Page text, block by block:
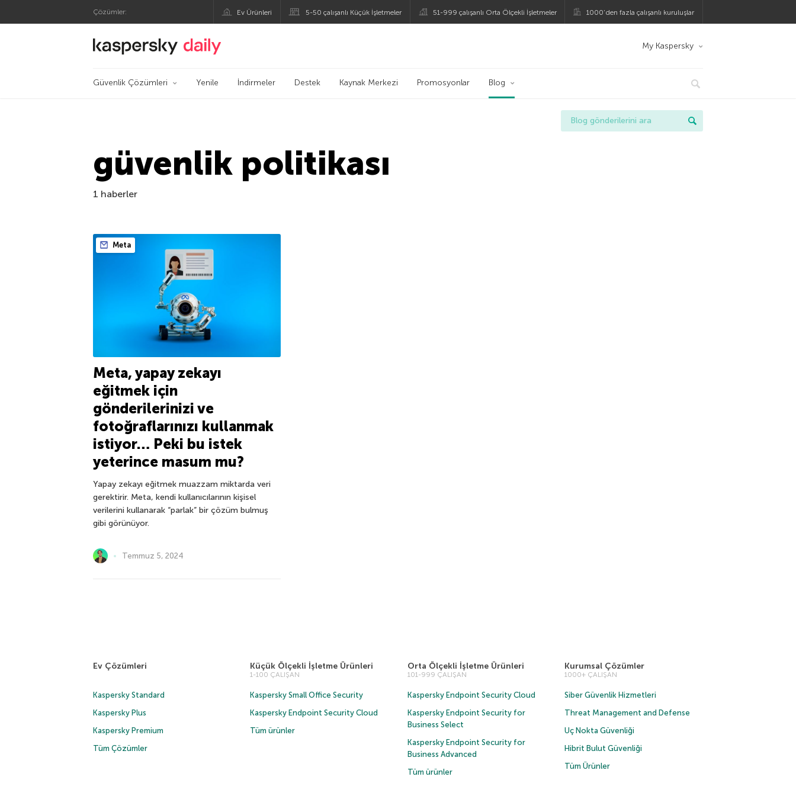
Çözümler: Ev Ürünleri 5-50 çalışanlı Küçük İşletmeler 51-999 çalışanlı Orta Ölçekli İşletmeler 1000’den fazla çalışanlı kuruluşlar
Kaspersky Resmi Blogu My Kaspersky
Güvenlik Çözümleri Yenile İndirmeler Destek Kaynak Merkezi Promosyonlar Blog
güvenlik politikası
1 haberler
Meta
Meta, yapay zekayı
eğitmek için
gönderilerinizi ve
fotoğraflarınızı kullanmak
istiyor… Peki bu istek
yeterince masum mu?
Yapay zekayı eğitmek muazzam miktarda veri
gerektirir. Meta, kendi kullanıcılarının kişisel
verilerini kullanarak “parlak” bir çözüm bulmuş
gibi görünüyor.
Temmuz 5, 2024
Ev Çözümleri
Kaspersky Standard
Kaspersky Plus
Kaspersky Premium
Tüm Çözümler
Küçük Ölçekli İşletme Ürünleri
1-100 ÇALIŞAN
Kaspersky Small Office Security
Kaspersky Endpoint Security Cloud
Tüm ürünler
Orta Ölçekli İşletme Ürünleri
101-999 ÇALIŞAN
Kaspersky Endpoint Security Cloud
Kaspersky Endpoint Security for
Business Select
Kaspersky Endpoint Security for
Business Advanced
Tüm ürünler
Kurumsal Çözümler
1000+ ÇALIŞAN
Siber Güvenlik Hizmetleri
Threat Management and Defense
Uç Nokta Güvenliği
Hibrit Bulut Güvenliği
Tüm Ürünler